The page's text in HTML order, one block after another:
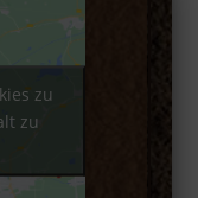
zu
zu